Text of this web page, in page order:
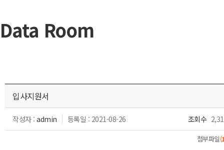
Data Room
입사지원서
작성자 : admin 등록일 : 2021-08-26 조회수
첨부파일(